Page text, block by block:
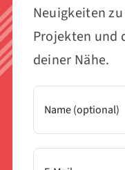
Neuigkeiten
Projekten und
deiner Nähe.